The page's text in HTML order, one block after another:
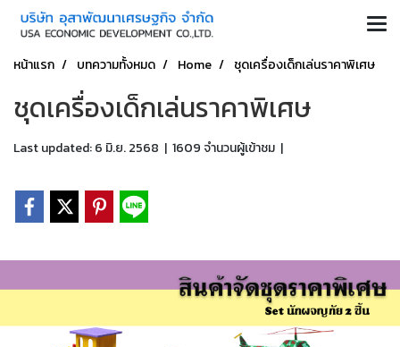
หน้าแรก บทความทั้งหมด Home ชุดเครื่องเด็กเล่นราคาพิเศษ
ชุดเครื่องเด็กเล่นราคาพิเศษ
Last updated: 6 มิ.ย. 2568 | 1609 จำนวนผู้เข้าชม |